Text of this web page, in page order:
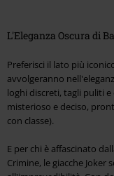
L'Eleganza Oscura di
Preferisci il lato più
avvolgeranno
loghi discreti, tagli puliti
misterioso e deciso,
con classe).
E per chi è affascinato
Crimine, le giacche Joker